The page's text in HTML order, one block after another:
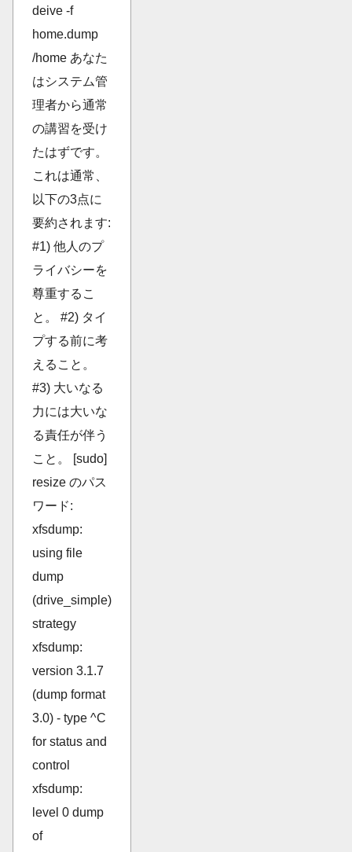
deive -f
home.dump
/home あなた
はシステム管
理者から通常
の講習を受け
たはずです。
これは通常、
以下の3点に
要約されます:
#1) 他人のプ
ライバシーを
尊重するこ
と。 #2) タイ
プする前に考
えること。
#3) 大いなる
力には大いな
る責任が伴う
こと。 [sudo]
resize のパス
ワード:
xfsdump:
using file
dump
(drive_simple)
strategy
xfsdump:
version 3.1.7
(dump format
3.0) - type ^C
for status and
control
xfsdump:
level 0 dump
of